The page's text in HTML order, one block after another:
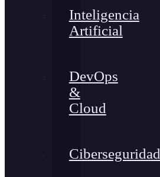
Inteligencia
Artificial
DevOps
&
Cloud
Ciberseguridad